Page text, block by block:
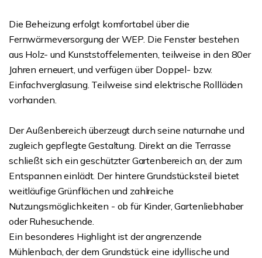
Die Beheizung erfolgt komfortabel über die
Fernwärmeversorgung der WEP. Die Fenster bestehen
aus Holz- und Kunststoffelementen, teilweise in den 80er
Jahren erneuert, und verfügen über Doppel- bzw.
Einfachverglasung. Teilweise sind elektrische Rollläden
vorhanden.
Der Außenbereich überzeugt durch seine naturnahe und
zugleich gepflegte Gestaltung. Direkt an die Terrasse
schließt sich ein geschützter Gartenbereich an, der zum
Entspannen einlädt. Der hintere Grundstücksteil bietet
weitläufige Grünflächen und zahlreiche
Nutzungsmöglichkeiten - ob für Kinder, Gartenliebhaber
oder Ruhesuchende.
Ein besonderes Highlight ist der angrenzende
Mühlenbach, der dem Grundstück eine idyllische und